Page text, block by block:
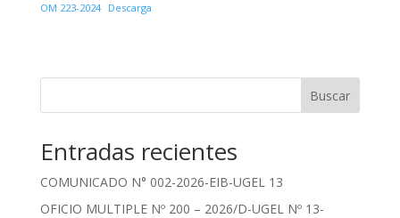
OM 223-2024 Descarga
Buscar
Entradas recientes
COMUNICADO N° 002-2026-EIB-UGEL 13
OFICIO MULTIPLE Nº 200 – 2026/D-UGEL Nº 13-